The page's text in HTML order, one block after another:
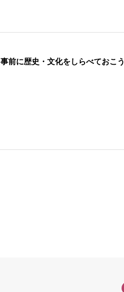
前に歴史・文化をしらべておこう